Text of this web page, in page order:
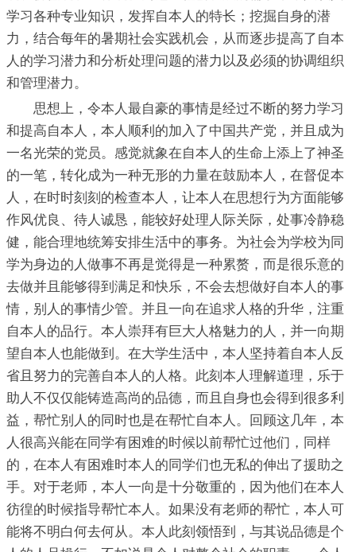
学习各种专业知识，发挥自本人的特长；挖掘自身的潜
力，结合每年的暑期社会实践机会，从而逐步提高了自本
人的学习潜力和分析处理问题的潜力以及必须的协调组织
和管理潜力。
思想上，令本人最自豪的事情是经过不断的努力学习
和提高自本人，本人顺利的加入了中国共产党，并且成为
一名光荣的党员。感觉就象在自本人的生命上添上了神圣
的一笔，转化成为一种无形的力量在鼓励本人，在督促本
人，在时时刻刻的检查本人，让本人在思想行为方面能够
作风优良、待人诚恳，能较好处理人际关际，处事冷静稳
健，能合理地统筹安排生活中的事务。为社会为学校为同
学为身边的人做事不再是觉得是一种累赘，而是很乐意的
去做并且能够得到满足和快乐，不会去想做好自本人的事
情，别人的事情少管。并且一向在追求人格的升华，注重
自本人的品行。本人崇拜有巨大人格魅力的人，并一向期
望自本人也能做到。在大学生活中，本人坚持着自本人反
省且努力的完善自本人的人格。此刻本人理解道理，乐于
助人不仅仅能铸造高尚的品德，而且自身也会得到很多利
益，帮忙别人的同时也是在帮忙自本人。回顾这几年，本
人很高兴能在同学有困难的时候以前帮忙过他们，同样
的，在本人有困难时本人的同学们也无私的伸出了援助之
手。对于老师，本人一向是十分敬重的，因为他们在本人
彷徨的时候指导帮忙本人。如果没有老师的帮忙，本人可
能将不明白何去何从。本人此刻领悟到，与其说品德是个